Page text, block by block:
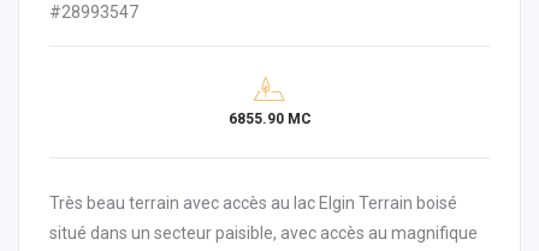
#28993547
6855.90 MC
Très beau terrain avec accès au lac Elgin Terrain boisé
situé dans un secteur paisible, avec accès au magnifique